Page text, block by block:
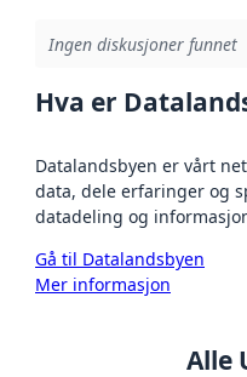
Ingen diskusjoner funnet
Hva er
Datalandsbyen er vårt
data, dele erfaringer og
datadeling og
Gå til Datalandsbyen
Mer informasjon
Alle